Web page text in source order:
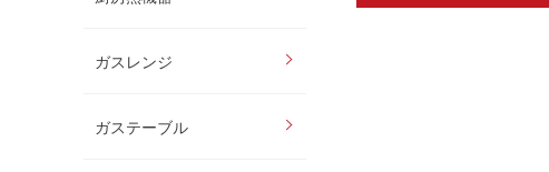
ガスレンジ
ガステーブル